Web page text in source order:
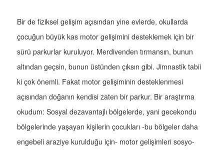
Bir de fiziksel gelişim açısından yine evlerde, okullarda
çocuğun büyük kas motor gelişimini desteklemek için bir
sürü parkurlar kuruluyor. Merdivenden tırmansın, bunun
altından geçsin, bunun üstünden çıksın gibi. Jimnastik tabii
ki çok önemli. Fakat motor gelişiminin desteklenmesi
açısından doğanın kendisi zaten bir parkur. Bir araştırma
okudum: Sosyal dezavantajlı bölgelerde, yani gecekondu
bölgelerinde yaşayan kişilerin çocukları -bu bölgeler daha
engebeli araziye kurulduğu için- motor gelişimleri sosyo-